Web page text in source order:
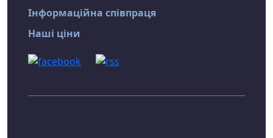
Інформаційна співпраця
Наші ціни